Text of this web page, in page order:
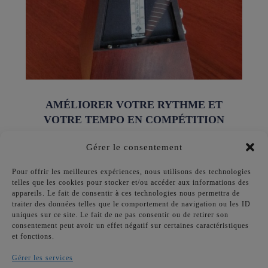
Gérer le consentement
Pour offrir les meilleures expériences, nous utilisons des technologies
telles que les cookies pour stocker et/ou accéder aux informations des
appareils. Le fait de consentir à ces technologies nous permettra de
traiter des données telles que le comportement de navigation ou les ID
uniques sur ce site. Le fait de ne pas consentir ou de retirer son
consentement peut avoir un effet négatif sur certaines caractéristiques
et fonctions.
Gérer les services
AMÉLIORER VOTRE RYTHME ET
VOTRE TEMPO EN COMPÉTITION